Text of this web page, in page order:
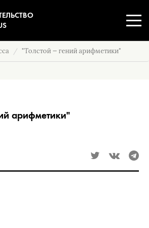
"Толстой — гений арифметики"
арифметики"